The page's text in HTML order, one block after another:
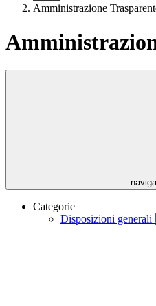
Amministrazione
Categorie
Disposizioni generali